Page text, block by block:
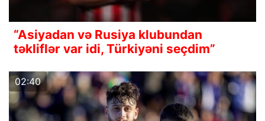
“Asiyadan və Rusiya klubundan
təkliflər var idi, Türkiyəni seçdim”
02:40